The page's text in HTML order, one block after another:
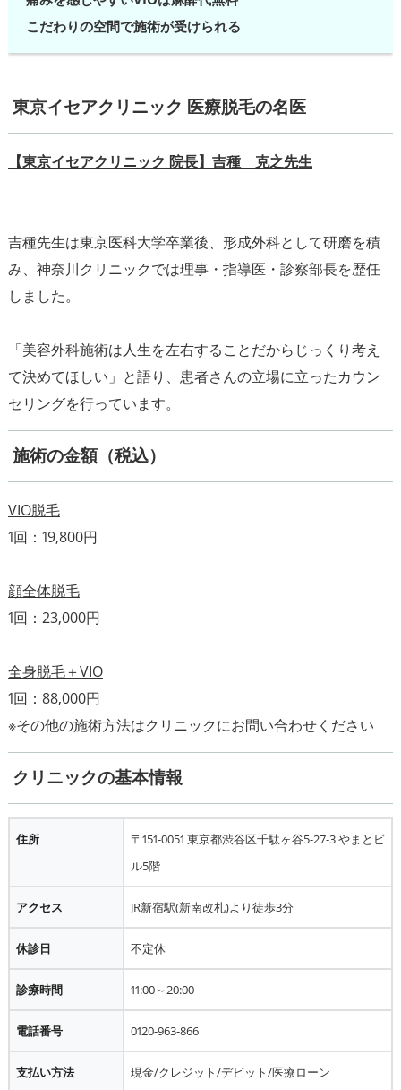
こだわりの空間で施術が受けられる
東京イセアクリニック 医療脱毛の名医
【東京イセアクリニック 院長】吉種 克之先生
吉種先生は東京医科大学卒業後、形成外科として研磨を積
み、神奈川クリニックでは理事・指導医・診察部長を歴任
しました。
「美容外科施術は人生を左右することだからじっくり考え
て決めてほしい」と語り、患者さんの立場に立ったカウン
施術の金額（税込）
VIO脱毛
1回：19,800円
顔全体脱毛
1回：23,000円
全身脱毛＋VIO
1回：88,000円
クリニックの基本情報
住所
〒151-0051 東京都渋谷区千駄ヶ谷5-27-3 やまとビ
ル5階
アクセス JR新宿駅(新南改札)より徒歩3分
休診日 不定休
診療時間 11:00～20:00
電話番号 0120-963-866
支払い方法 現金/クレジット/デビット/医療ローン